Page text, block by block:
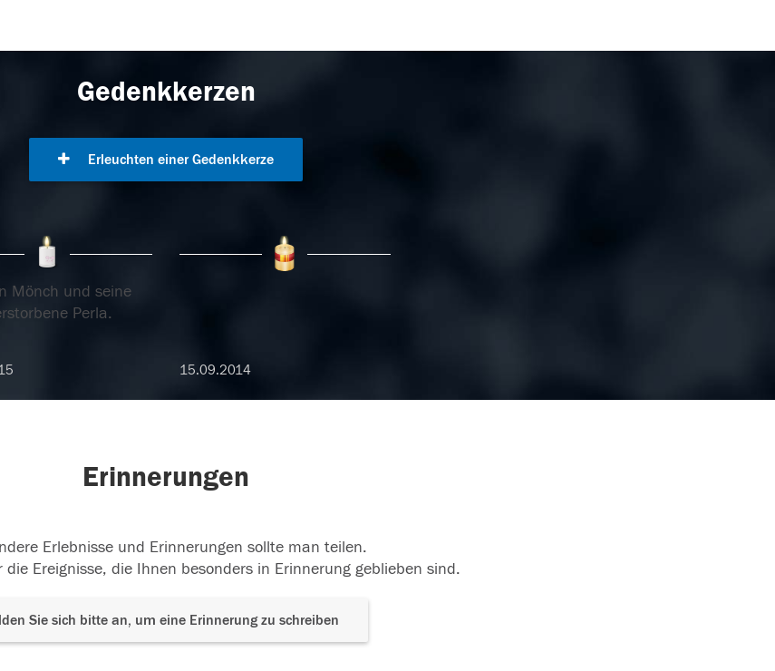
Gedenkkerzen
Erleuchten einer Gedenkkerze
Mönch und seine
Perla.
15.09.2014
Erinnerungen
Erlebnisse und Erinnerungen sollte man teilen.
die Ereignisse, die Ihnen besonders in Erinnerung geblieben sind.
Sie sich bitte an, um eine Erinnerung zu schreiben